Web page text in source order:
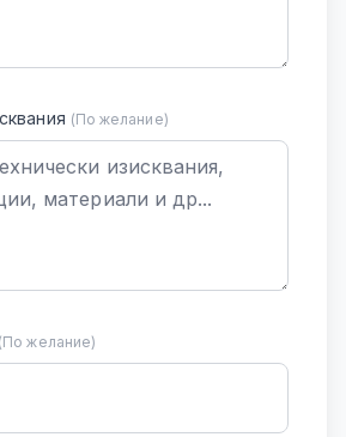
(По желание)
(По желание)